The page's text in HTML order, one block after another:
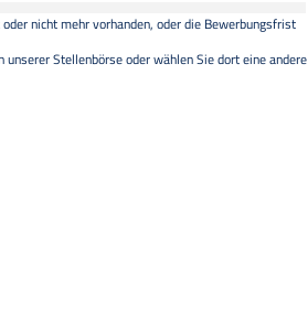
nicht mehr vorhanden, oder die Bewerbungsfrist
unsererStellenbörseoder wählen Sie dort eine andere